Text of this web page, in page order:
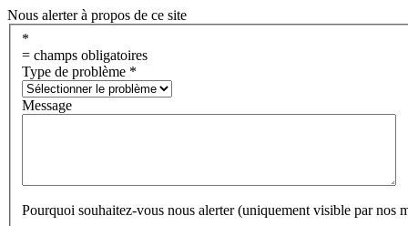
Nous alerter à propos de ce site
*
= champs obligatoires
Type de problème *
Message
Pourquoi souhaitez-vous nous alerter (uniquement visible par nos